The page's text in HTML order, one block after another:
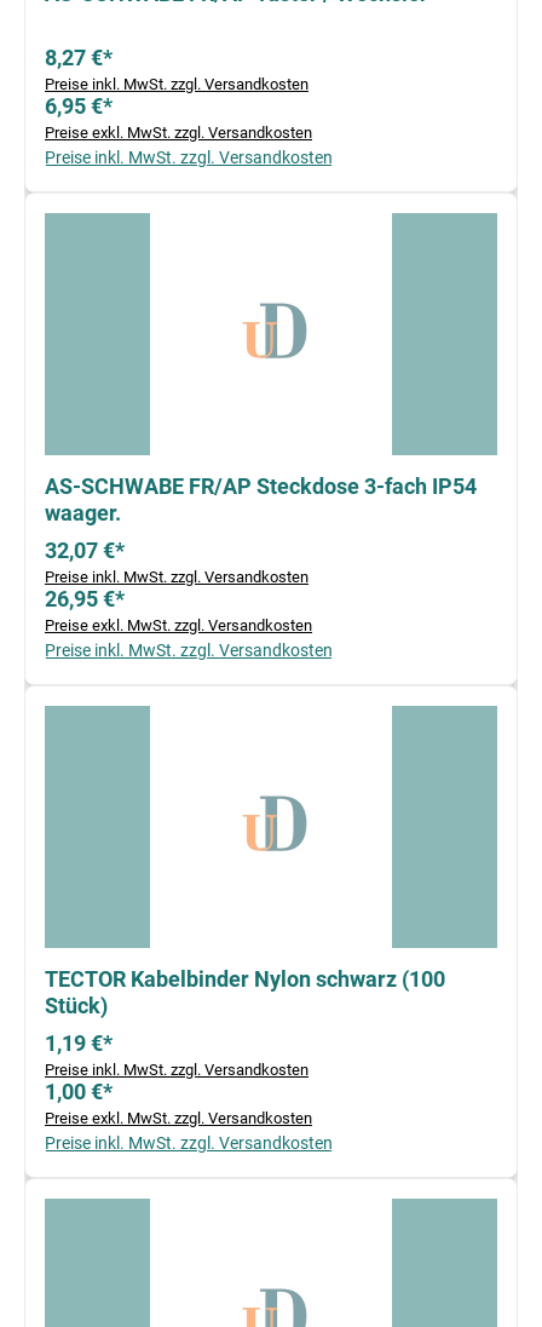
8,27 €*
Preise inkl. MwSt. zzgl. Versandkosten
6,95 €*
Preise exkl. MwSt. zzgl. Versandkosten
Preise inkl. MwSt. zzgl. Versandkosten
AS-SCHWABE FR/AP Steckdose 3-fach IP54
waager.
32,07 €*
Preise inkl. MwSt. zzgl. Versandkosten
26,95 €*
Preise exkl. MwSt. zzgl. Versandkosten
Preise inkl. MwSt. zzgl. Versandkosten
TECTOR Kabelbinder Nylon schwarz (100
Stück)
1,19 €*
Preise inkl. MwSt. zzgl. Versandkosten
1,00 €*
Preise exkl. MwSt. zzgl. Versandkosten
Preise inkl. MwSt. zzgl. Versandkosten